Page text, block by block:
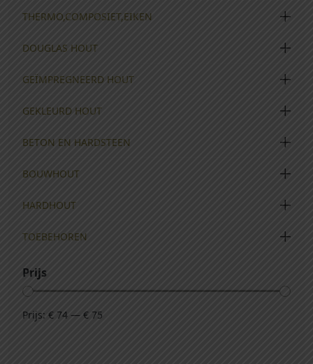
THERMO,COMPOSIET,EIKEN
DOUGLAS HOUT
GEÏMPREGNEERD HOUT
GEKLEURD HOUT
BETON EN HARDSTEEN
BOUWHOUT
HARDHOUT
TOEBEHOREN
Prijs
Prijs: € 74 — € 75